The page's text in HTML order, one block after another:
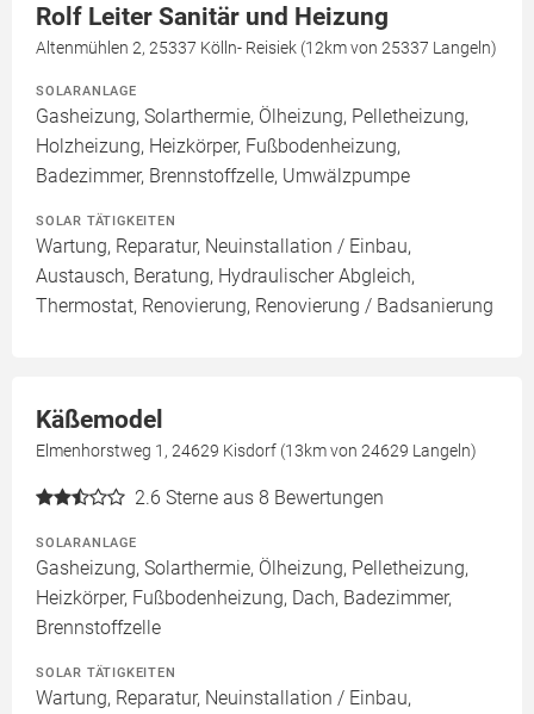
Rolf Leiter Sanitär und Heizung
Altenmühlen 2, 25337 Kölln- Reisiek (12km von 25337 Langeln)
SOLARANLAGE
Gasheizung, Solarthermie, Ölheizung, Pelletheizung,
Holzheizung, Heizkörper, Fußbodenheizung,
Badezimmer, Brennstoffzelle, Umwälzpumpe
SOLAR TÄTIGKEITEN
Wartung, Reparatur, Neuinstallation / Einbau,
Austausch, Beratung, Hydraulischer Abgleich,
Thermostat, Renovierung, Renovierung / Badsanierung
Käßemodel
Elmenhorstweg 1, 24629 Kisdorf (13km von 24629 Langeln)
2.6 Sterne aus 8 Bewertungen
SOLARANLAGE
Gasheizung, Solarthermie, Ölheizung, Pelletheizung,
Heizkörper, Fußbodenheizung, Dach, Badezimmer,
Brennstoffzelle
SOLAR TÄTIGKEITEN
Wartung, Reparatur, Neuinstallation / Einbau,